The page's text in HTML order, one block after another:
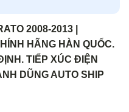
2008-2013 |
HÃNG HÀN QUỐC.
TIẾP XÚC ĐIỆN
DŨNG AUTO SHIP